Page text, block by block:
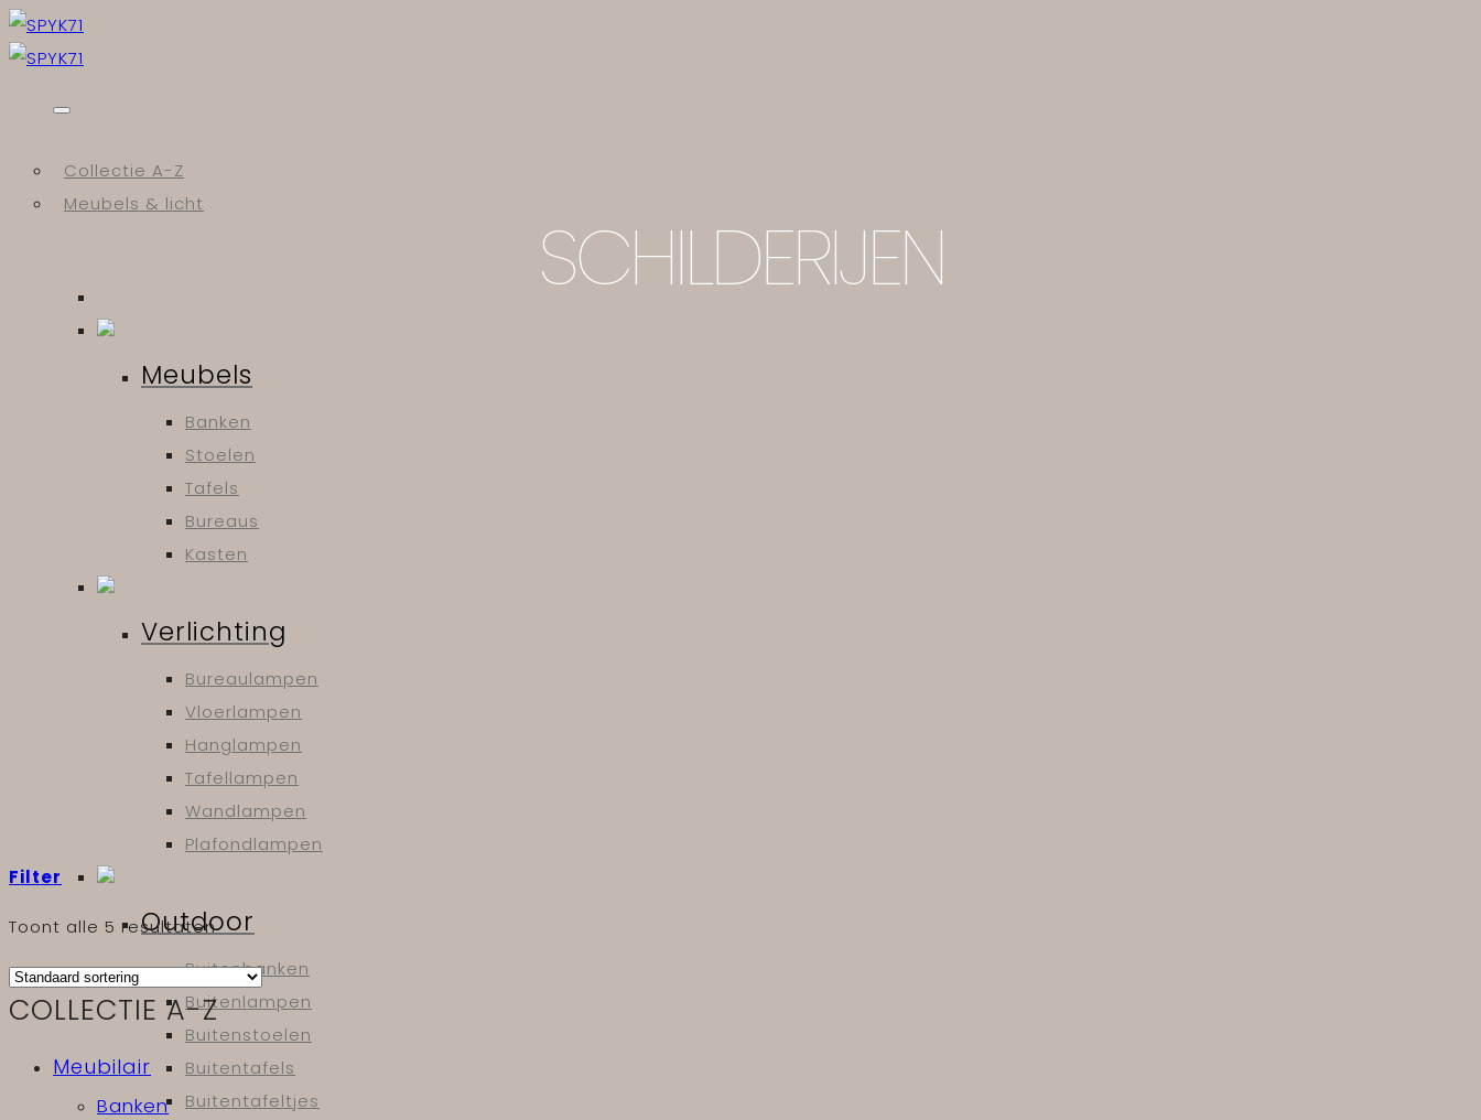
Skip
to
Collectie A-Z
Meubels & licht
Meubels
Banken
Stoelen
Tafels
Bureaus
Kasten
Verlichting
Bureaulampen
Vloerlampen
Hanglampen
Tafellampen
Wandlampen
Plafondlampen
Outdoor
Buitenbanken
Buitenlampen
Buitenstoelen
Buitentafels
Buitentafeltjes
SCHILDERIJEN
Filter
Toont alle 5 resultaten
COLLECTIE A-Z
Meubilair
Banken